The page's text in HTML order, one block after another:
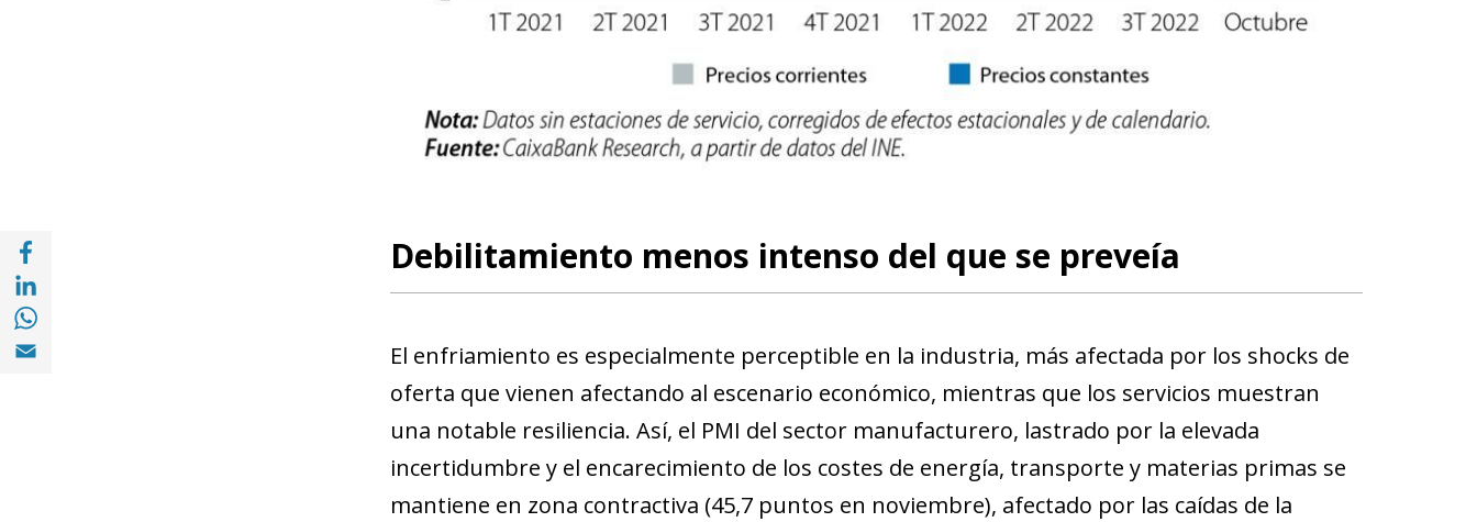
Compartir en Facebook (opens in a new window)
Compartir en with Linkedin (opens in a new window)
Compartir en Email (opens in a new window)
Debilitamiento menos intenso del que se preveía
El enfriamiento es especialmente perceptible en la industria, más afectada por los shocks de
oferta que vienen afectando al escenario económico, mientras que los servicios muestran
una notable resiliencia. Así, el PMI del sector manufacturero, lastrado por la elevada
incertidumbre y el encarecimiento de los costes de energía, transporte y materias primas se
mantiene en zona contractiva (45,7 puntos en noviembre), afectado por las caídas de la